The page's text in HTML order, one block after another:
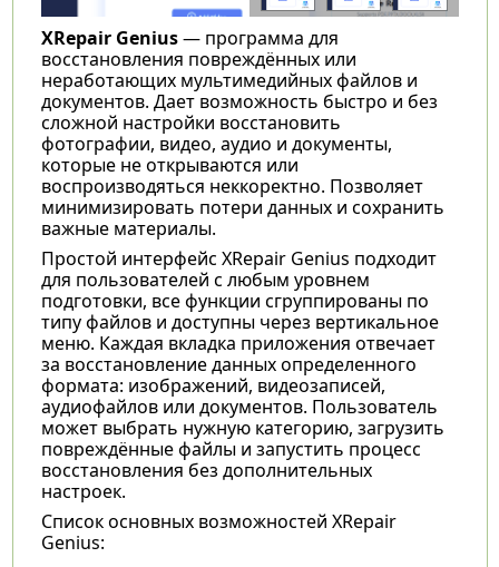
XRepair Genius— программа для
восстановления повреждённых или
неработающих мультимедийных файлов и
документов. Дает возможность быстро и без
сложной настройки восстановить
фотографии, видео, аудио и документы,
которые не открываются или
воспроизводяться неккоректно. Позволяет
минимизировать потери данных и сохранить
важные материалы.
Простой интерфейс XRepair Genius подходит
для пользователей с любым уровнем
подготовки, все функции сгруппированы по
типу файлов и доступны через вертикальное
меню. Каждая вкладка приложения отвечает
за восстановление данных определенного
формата: изображений, видеозаписей,
аудиофайлов или документов. Пользователь
может выбрать нужную категорию, загрузить
повреждённые файлы и запустить процесс
восстановления без дополнительных
настроек.
Список основных возможностей XRepair
Genius: